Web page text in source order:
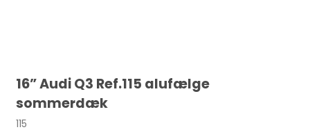
16” Audi Q3 Ref.115 alufælge
sommerdæk
115